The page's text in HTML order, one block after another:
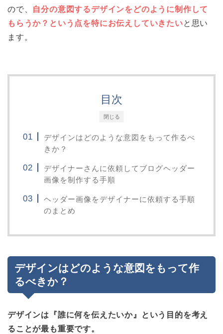
ので、 自分の意図するデザインをどのように制作して
もらうか？という点を特にお伝えしていきたいと思い
ます。
閉じる
目次
デザインはどのような意図をもって作るべ
きか？
デザイナーさんに依頼してブログヘッダー
画像を制作する手順
ヘッダー画像をデザイナーに依頼する手順
のまとめ
デザインはどのような意図をもって作
るべきか？
デザインは『誰に何を伝えたいか』という目的を考え
ることが最も重要です。